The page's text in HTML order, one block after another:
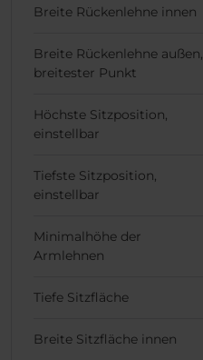
Breite Rückenlehne innen
Breite Rückenlehne außen,
breitester Punkt
Höchste Sitzposition,
einstellbar
Tiefste Sitzposition,
einstellbar
Minimalhöhe der
Armlehnen
Tiefe Sitzfläche
Breite Sitzfläche innen